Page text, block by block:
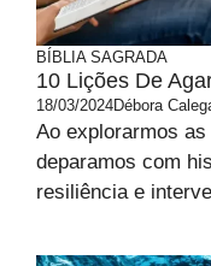
BÍBLIA SAGRADA
10 Lições De
18/03/2024Débora
Ao explorarmos
deparamos com
resiliência e